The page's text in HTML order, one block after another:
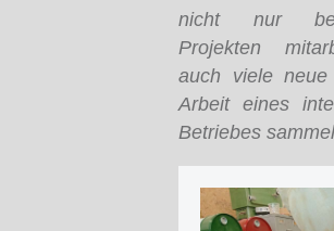
nicht nur bei
Projekten
auch viele
Arbeit eines
Betriebes